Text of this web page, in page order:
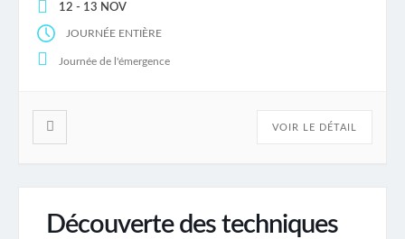
12 - 13 NOV
JOURNÉE ENTIÈRE
Journée de l'émergence
VOIR LE DÉTAIL
Découverte des techniques